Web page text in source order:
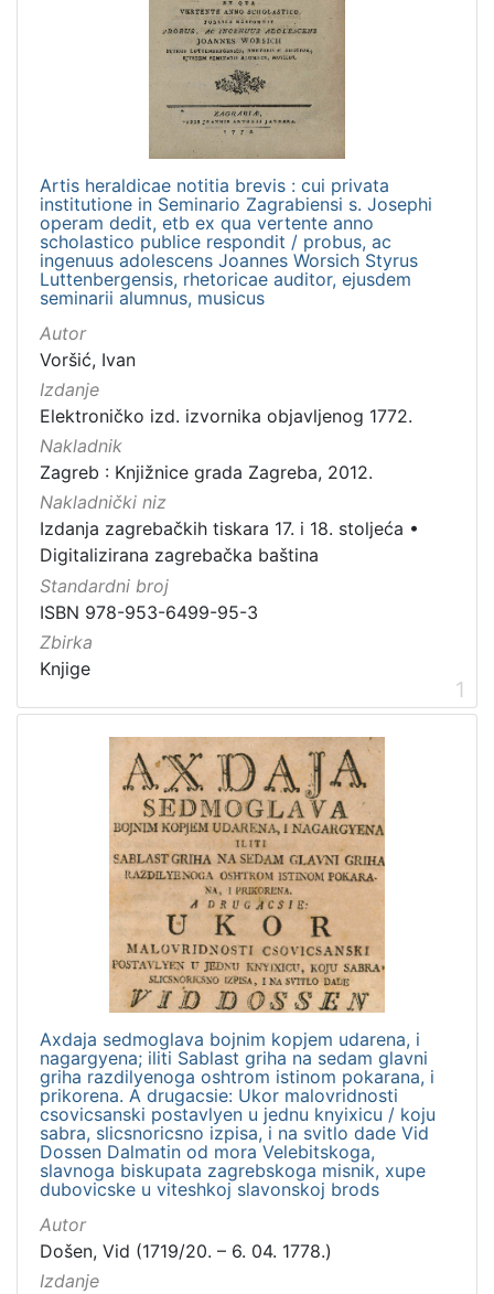
Knjižnice grada Zagreba
Jezik
latinski
Mjesto
izdanja
Zagreb
Nakladnička
Digitalizirana zagrebačka baština
Izdanja zagrebačkih tiskara 17. i 18. stoljeća
Vrsta
knjiga
sitni tisak
Artis heraldicae notitia brevis : cui privata
institutione in Seminario Zagrabiensi s. Josephi
operam dedit, etb ex qua vertente anno
scholastico publice respondit / probus, ac
ingenuus adolescens Joannes Worsich Styrus
Luttenbergensis, rhetoricae auditor, ejusdem
seminarii alumnus, musicus
Autor
Voršić, Ivan
Izdanje
Elektroničko izd. izvornika objavljenog 1772.
Nakladnik
Zagreb : Knjižnice grada Zagreba, 2012.
Nakladnički niz
Izdanja zagrebačkih tiskara 17. i 18. stoljeća •
Digitalizirana zagrebačka baština
Standardni broj
ISBN 978-953-6499-95-3
Zbirka
Knjige
1
Axdaja sedmoglava bojnim kopjem udarena, i
nagargyena; iliti Sablast griha na sedam glavni
griha razdilyenoga oshtrom istinom pokarana, i
prikorena. A drugacsie: Ukor malovridnosti
csovicsanski postavlyen u jednu knyixicu / koju
sabra, slicsnoricsno izpisa, i na svitlo dade Vid
Dossen Dalmatin od mora Velebitskoga,
slavnoga biskupata zagrebskoga misnik, xupe
dubovicske u viteshkoj slavonskoj brods
Autor
Došen, Vid (1719/20. – 6. 04. 1778.)
Izdanje